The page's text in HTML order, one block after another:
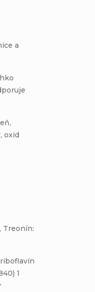
a
oxid
Treonín:
1